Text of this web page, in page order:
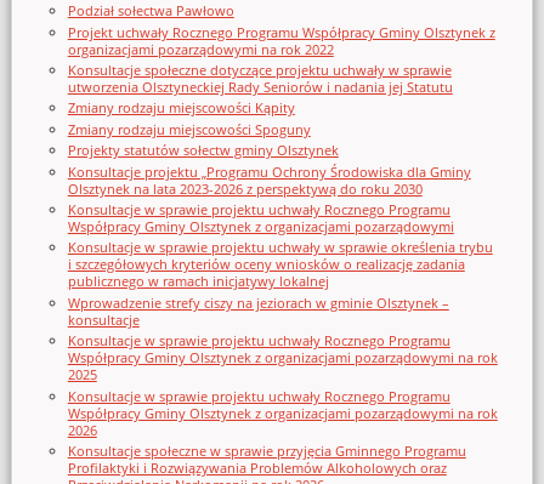
Podział sołectwa Pawłowo
Projekt uchwały Rocznego Programu Współpracy Gminy Olsztynek z
organizacjami pozarządowymi na rok 2022
Konsultacje społeczne dotyczące projektu uchwały w sprawie
utworzenia Olsztyneckiej Rady Seniorów i nadania jej Statutu
Zmiany rodzaju miejscowości Kąpity
Zmiany rodzaju miejscowości Spoguny
Projekty statutów sołectw gminy Olsztynek
Konsultacje projektu „Programu Ochrony Środowiska dla Gminy
Olsztynek na lata 2023-2026 z perspektywą do roku 2030
Konsultacje w sprawie projektu uchwały Rocznego Programu
Współpracy Gminy Olsztynek z organizacjami pozarządowymi
Konsultacje w sprawie projektu uchwały w sprawie określenia trybu
i szczegółowych kryteriów oceny wniosków o realizację zadania
publicznego w ramach inicjatywy lokalnej
Wprowadzenie strefy ciszy na jeziorach w gminie Olsztynek –
konsultacje
Konsultacje w sprawie projektu uchwały Rocznego Programu
Współpracy Gminy Olsztynek z organizacjami pozarządowymi na rok
2025
Konsultacje w sprawie projektu uchwały Rocznego Programu
Współpracy Gminy Olsztynek z organizacjami pozarządowymi na rok
2026
Konsultacje społeczne w sprawie przyjęcia Gminnego Programu
Profilaktyki i Rozwiązywania Problemów Alkoholowych oraz